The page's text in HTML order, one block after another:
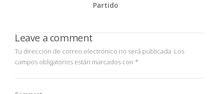
Partido
Leave a comment
Tu dirección de correo electrónico no será publicada. Los
campos obligatorios están marcados con *